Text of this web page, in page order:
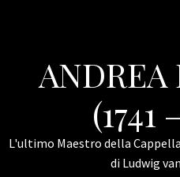
(1741
L'ultimo Maestro della
di Ludwig